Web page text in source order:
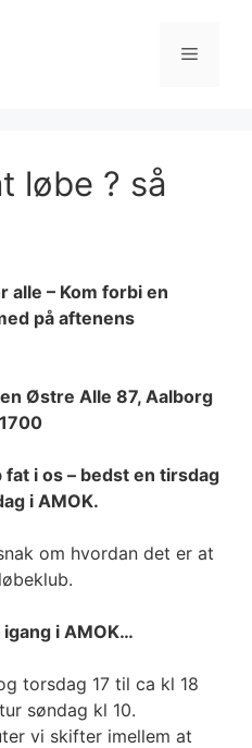
Menu
løbe ? så
alle – Kom forbi en
på aftenens
Østre Alle 87, Aalborg
i os – bedst en tirsdag
i AMOK.
om hvordan det er at
i AMOK…
torsdag 17 til ca kl 18
søndag kl 10.
vi skifter imellem at